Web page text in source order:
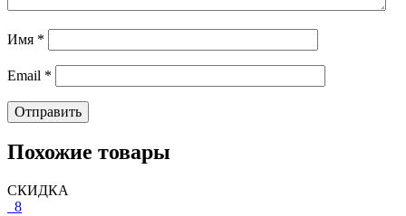
Имя *
Email *
Похожие товары
СКИДКА
8